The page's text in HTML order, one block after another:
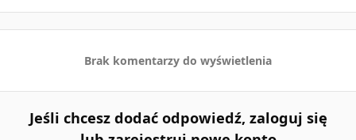
Brak komentarzy do wyświetlenia
Jeśli chcesz dodać odpowiedź, zaloguj się